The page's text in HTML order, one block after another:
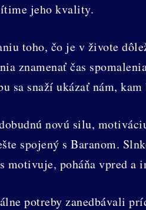
jeho kvality.
toho, čo je v živote
znamenať čas
sa snaží ukázať nám,
novú silu,
spojený s Baranom.
motivuje, poháňa vpred a
potreby zanedbávali